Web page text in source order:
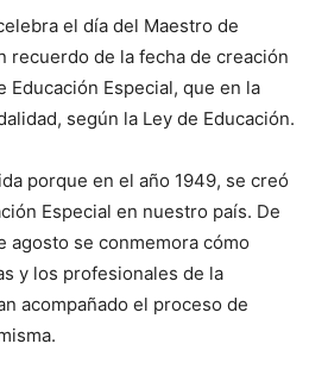
el día del Maestro de
recuerdo de la fecha de creación
Educación Especial, que en la
según la Ley de Educación.
porque en el año 1949, se creó
Especial en nuestro país. De
agosto se conmemora cómo
y los profesionales de la
acompañado el proceso de